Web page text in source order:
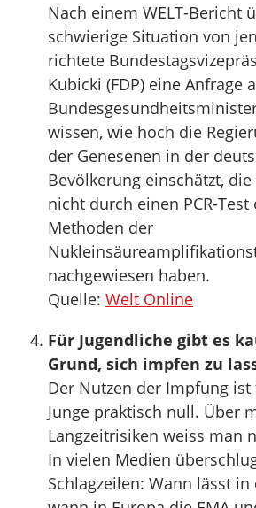
Nach einem WELT-Bericht
schwierige Situation von
richtete
Kubicki (FDP) eine Anfrage
wissen, wie hoch die
der Genesenen in der
Bevölkerung einschätzt,
nicht durch einen PCR-
Methoden der
nachgewiesen haben.
Quelle: Welt Online
Für Jugendliche gibt es
Grund, sich impfen zu
Der Nutzen der Impfung
Junge praktisch null. Über
Langzeitrisiken weiss man
In vielen Medien
Schlagzeilen: Wann lässt in